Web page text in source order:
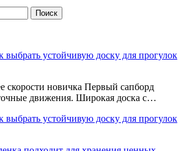
выбрать устойчивую доску для прогулок
скорости новичка Первый сапборд
движения. Широкая доска с…
выбрать устойчивую доску для прогулок